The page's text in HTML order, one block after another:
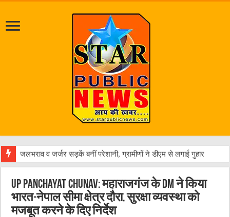
एक वारंट
UP Panchayat Chunav: महाराजगंज के DM ने किया
भारत-नेपाल सीमा क्षेत्र दौरा, सुरक्षा व्यवस्था को
मजबूत करने के दिए निर्देश